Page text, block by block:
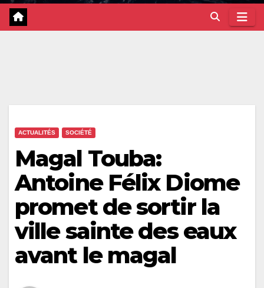
ACTUALITÉS SOCIÉTÉ
Magal Touba:
Antoine Félix Diome
promet de sortir la
ville sainte des eaux
avant le magal